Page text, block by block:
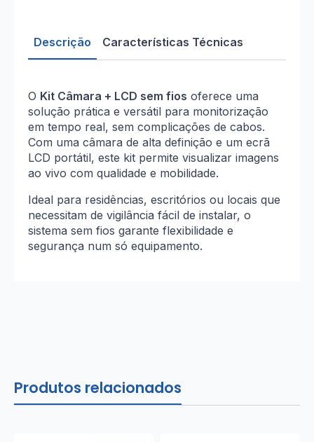
Descrição Características Técnicas
O Kit Câmara + LCD sem fios oferece uma
solução prática e versátil para monitorização
em tempo real, sem complicações de cabos.
Com uma câmara de alta definição e um ecrã
LCD portátil, este kit permite visualizar imagens
ao vivo com qualidade e mobilidade.
Ideal para residências, escritórios ou locais que
necessitam de vigilância fácil de instalar, o
sistema sem fios garante flexibilidade e
segurança num só equipamento.
Produtos relacionados